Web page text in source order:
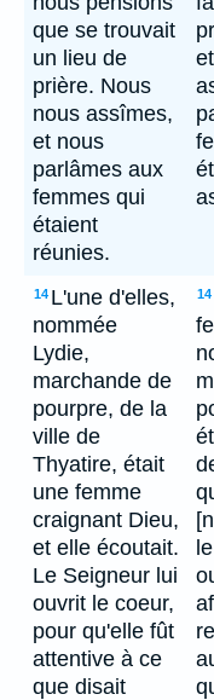
que se trouvait
un lieu de
prière. Nous
nous assîmes,
et nous
parlâmes aux
femmes qui
étaient
réunies.
14 L'une d'elles,
nommée
Lydie,
marchande de
pourpre, de la
ville de
Thyatire, était
une femme
craignant Dieu,
et elle écoutait.
Le Seigneur lui
ouvrit le coeur,
pour qu'elle fût
attentive à ce
que disait
14